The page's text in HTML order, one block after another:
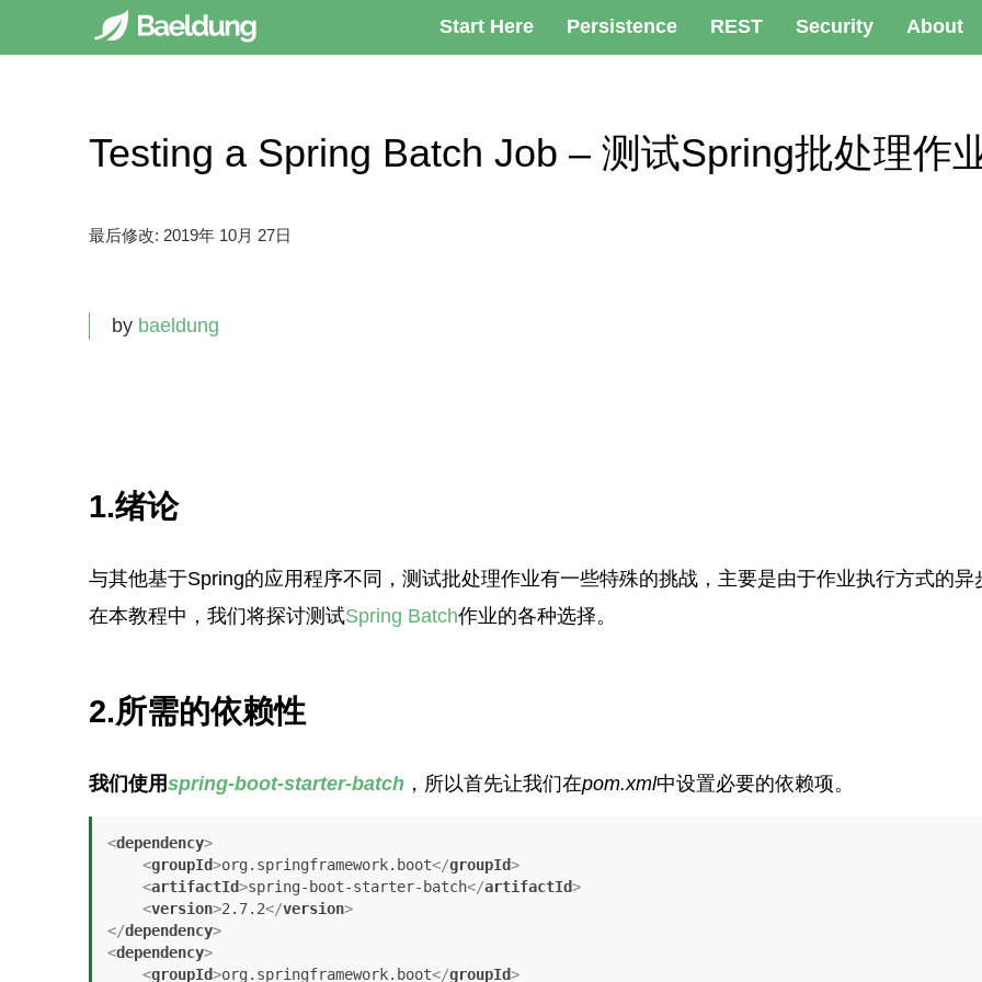
Start Here Persistence REST Security About
Testing a Spring Batch Job – 测试Spring批处理作
最后修改: 2019年 10月 27日
by baeldung
1.绪论
与其他基于Spring的应用程序不同，测试批处理作业有一些特殊的挑战，主要是由于作业执行方式的异
在本教程中，我们将探讨测试Spring Batch作业的各种选择。
2.所需的依赖性
我们使用spring-boot-starter-batch，所以首先让我们在pom.xml中设置必要的依赖项。
<dependency>
<groupId>org.springframework.boot</groupId>
<artifactId>spring-boot-starter-batch</artifactId>
<version>2.7.2</version>
</dependency>
<dependency>
<groupId>org.springframework.boot</groupId>